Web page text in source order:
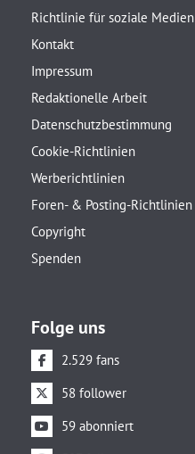
Richtlinie für soziale Medien
Kontakt
Impressum
Redaktionelle Arbeit
Datenschutzbestimmung
Cookie-Richtlinien
Werberichtlinien
Foren- & Posting-Richtlinien
Copyright
Spenden
Folge uns
2.529 fans
58 follower
59 abonniert